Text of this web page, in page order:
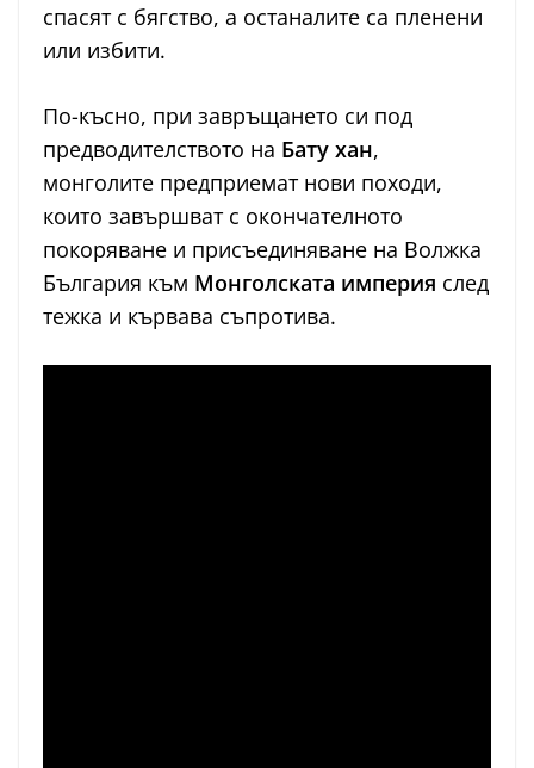
спасят с бягство, а останалите са пленени
или избити.
По-късно, при завръщането си под
предводителството на Бату хан,
монголите предприемат нови походи,
които завършват с окончателното
покоряване и присъединяване на Волжка
България към Монголската империя след
тежка и кървава съпротива.